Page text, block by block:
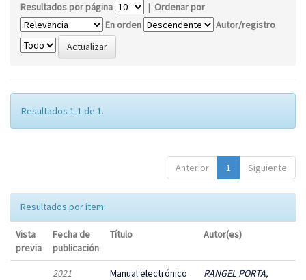
Resultados por página | Ordenar por
En orden
Autor/registro
Resultados 1-1 de 1.
Anterior 1 Siguiente
Resultados por ítem:
Vista
previa
Fecha de
publicación
Título Autor(es)
2021
Manual electrónico
RANGEL PORTA,